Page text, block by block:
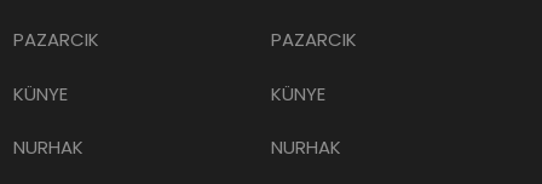
PAZARCIK
KÜNYE
NURHAK
PAZARCIK
KÜNYE
NURHAK